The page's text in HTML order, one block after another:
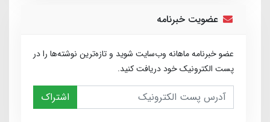
عضویت خبرنامه
عضو خبرنامه ماهانه وب‌سایت شوید و تازه‌ترین نوشته‌ها را در
پست الکترونیک خود دریافت کنید.
اشتراک